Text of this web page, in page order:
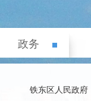
政务
铁东区人民政府